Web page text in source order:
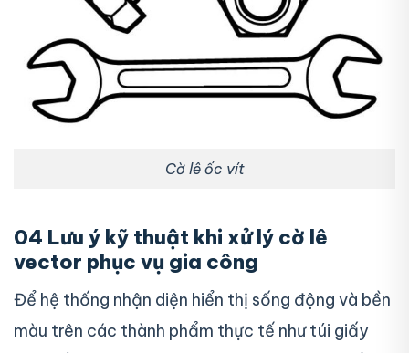
Cờ lê ốc vít
04 Lưu ý kỹ thuật khi xử lý cờ lê
vector phục vụ gia công
Để hệ thống nhận diện hiển thị sống động và bền
màu trên các thành phẩm thực tế như túi giấy